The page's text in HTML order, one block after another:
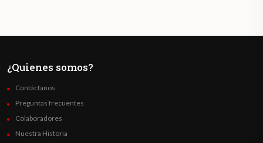
¿Quienes somos?
Contáctanos
Preguntas frecuentes
Colaboradores
Nuestra Historia